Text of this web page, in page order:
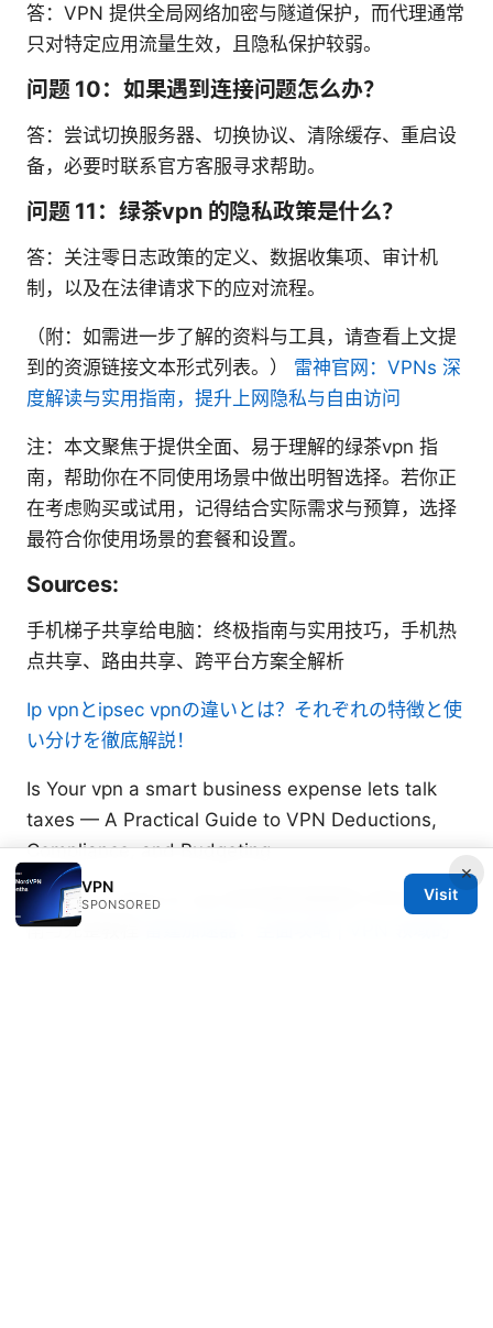
答：VPN 提供全局网络加密与隧道保护，而代理通常
只对特定应用流量生效，且隐私保护较弱。
问题 10：如果遇到连接问题怎么办？
答：尝试切换服务器、切换协议、清除缓存、重启设
备，必要时联系官方客服寻求帮助。
问题 11：绿茶vpn 的隐私政策是什么？
答：关注零日志政策的定义、数据收集项、审计机
制，以及在法律请求下的应对流程。
（附：如需进一步了解的资料与工具，请查看上文提
到的资源链接文本形式列表。） 雷神官网：VPNs 深
度解读与实用指南，提升上网隐私与自由访问
注：本文聚焦于提供全面、易于理解的绿茶vpn 指
南，帮助你在不同使用场景中做出明智选择。若你正
在考虑购买或试用，记得结合实际需求与预算，选择
最符合你使用场景的套餐和设置。
Sources:
手机梯子共享给电脑：终极指南与实用技巧，手机热
点共享、路由共享、跨平台方案全解析
Ip vpnとipsec vpnの違いとは？それぞれの特徴と使
い分けを徹底解説！
Is Your vpn a smart business expense lets talk
taxes — A Practical Guide to VPN Deductions,
Compliance, and Budgeting
Vpn from china to usa 在中国到美国的 VPN 使用指
南与完整教程
×
VPN
SPONSORED
Visit